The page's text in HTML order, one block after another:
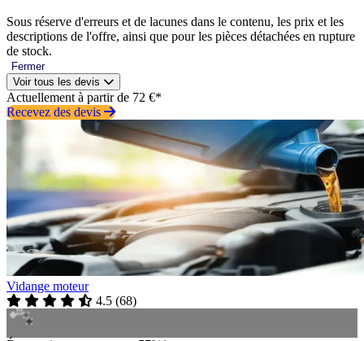
Sous réserve d'erreurs et de lacunes dans le contenu, les prix et les
descriptions de l'offre, ainsi que pour les pièces détachées en rupture
de stock.
Fermer
Voir tous les devis
Actuellement à partir de 72 €*
Recevez des devis
Vidange moteur
4.5 (68)